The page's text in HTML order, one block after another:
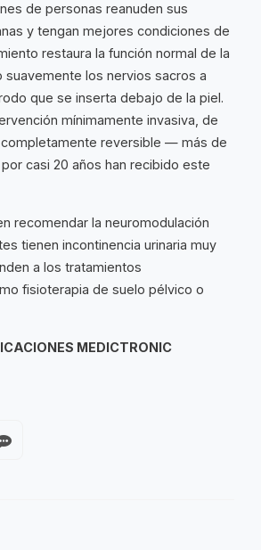
de personas reanuden sus
y tengan mejores condiciones de
restaura la función normal de la
suavemente los nervios sacros a
que se inserta debajo de la piel.
mínimamente invasiva, de
reversible — más de
casi 20 años han recibido este
recomendar la neuromodulación
tienen incontinencia urinaria muy
a los tratamientos
fisioterapia de suelo pélvico o
MEDICTRONIC